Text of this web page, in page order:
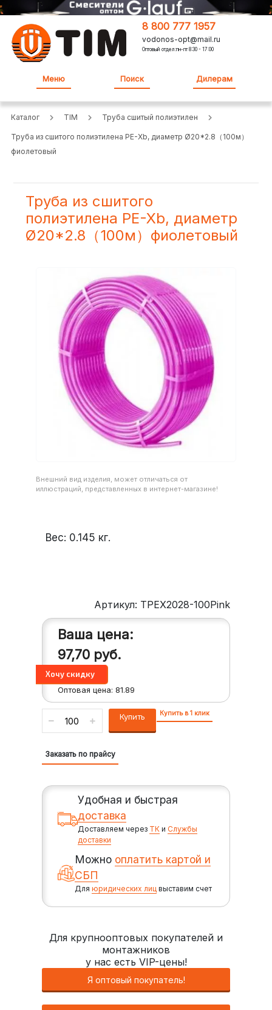
8 800 777 1957
vodonos-opt@mail.ru
Оптовый отдел:пн-пт 8:30 - 17:00
Меню Поиск Дилерам
Каталог TIM Труба сшитый полиэтилен
Труба из сшитого полиэтилена PE-Xb, диаметр Ø20*2.8（100м）
фиолетовый
Труба из сшитого
полиэтилена PE-Xb, диаметр
Ø20*2.8（100м）фиолетовый
Внешний вид изделия, может отличаться от
иллюстраций, представленных в интернет-магазине!
Вес: 0.145 кг.
Артикул: TPEX2028-100Pink
Ваша цена:
97,70 руб.
Оптовая цена: 81.89
Купить Купить в 1 клик
Заказать по прайсу
Удобная и быстрая
доставка
Доставляем через ТК иСлужбы
доставки
Можно оплатить картой и
СБП
Дляюридических лиц выставим счет
Для крупнооптовых покупателей и
монтажников
у нас есть VIP-цены!
Я оптовый покупатель!